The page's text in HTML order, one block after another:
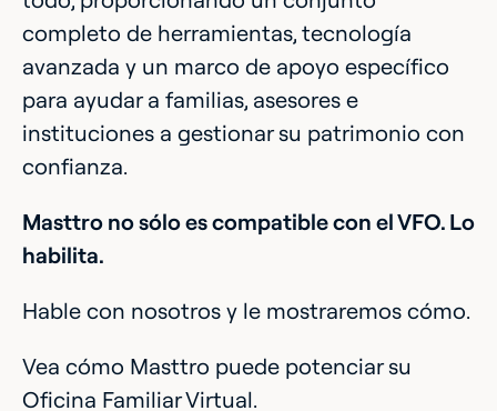
completo de herramientas, tecnología
avanzada y un marco de apoyo específico
para ayudar a familias, asesores e
instituciones a gestionar su patrimonio con
confianza.
Masttro no sólo es compatible con el VFO. Lo
habilita.
Hable con nosotros y le mostraremos cómo.
Vea cómo Masttro puede potenciar su
Oficina Familiar Virtual.